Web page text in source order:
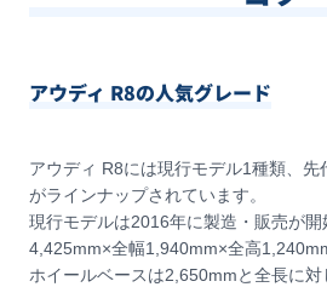
アウディ R8の人気グレード
アウディ R8には現行モデル1種類、
がラインナップされています。
現行モデルは2016年に製造・販売が
4,425mm×全幅1,940mm×全高
ホイールベースは2,650mmと全長に